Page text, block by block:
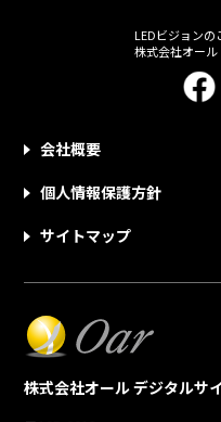
LEDビジョンの
株式会社オール
会社概要
個人情報保護方針
サイトマップ
株式会社オール デジタルサ